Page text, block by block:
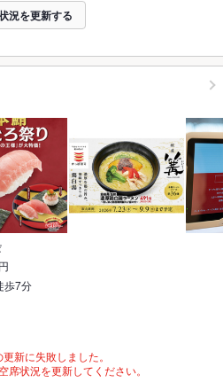
況を更新する
歩7分
新に失敗しました。
席状況を更新してください。